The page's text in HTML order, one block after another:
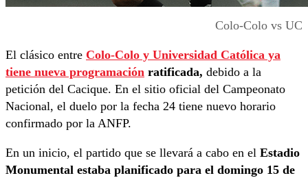
Colo-Colo vs UC
El clásico entre Colo-Colo y Universidad Católica ya
tiene nueva programación ratificada, debido a la
petición del Cacique. En el sitio oficial del Campeonato
Nacional, el duelo por la fecha 24 tiene nuevo horario
confirmado por la ANFP.
En un inicio, el partido que se llevará a cabo en el Estadio
Monumental estaba planificado para el domingo 15 de